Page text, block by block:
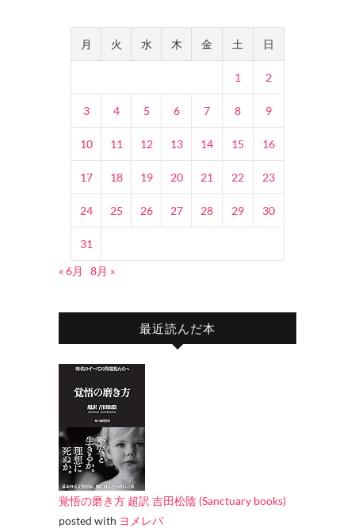
月 火 水 木 金 土 日
1 2
3 4 5 6 7 8 9
10 11 12 13 14 15 16
17 18 19 20 21 22 23
24 25 26 27 28 29 30
31
« 6月
8月 »
最近読んだ本
覚悟の磨き方 超訳 吉田松陰 (Sanctuary books)
posted with ヨメレバ